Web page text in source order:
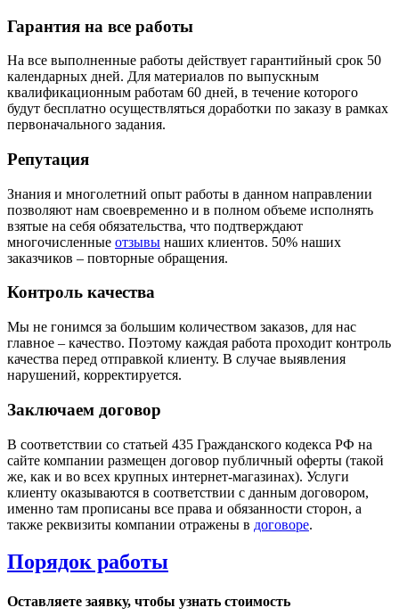
Гарантия на все работы
На все выполненные работы действует гарантийный срок 50
календарных дней. Для материалов по выпускным
квалификационным работам 60 дней, в течение которого
будут бесплатно осуществляться доработки по заказу в рамках
первоначального задания.
Репутация
Знания и многолетний опыт работы в данном направлении
позволяют нам своевременно и в полном объеме исполнять
взятые на себя обязательства, что подтверждают
многочисленные отзывы наших клиентов. 50% наших
заказчиков – повторные обращения.
Контроль качества
Мы не гонимся за большим количеством заказов, для нас
главное – качество. Поэтому каждая работа проходит контроль
качества перед отправкой клиенту. В случае выявления
нарушений, корректируется.
Заключаем договор
В соответствии со статьей 435 Гражданского кодекса РФ на
сайте компании размещен договор публичный оферты (такой
же, как и во всех крупных интернет-магазинах). Услуги
клиенту оказываются в соответствии с данным договором,
именно там прописаны все права и обязанности сторон, а
также реквизиты компании отражены в договоре.
Порядок работы
Оставляете заявку, чтобы узнать стоимость